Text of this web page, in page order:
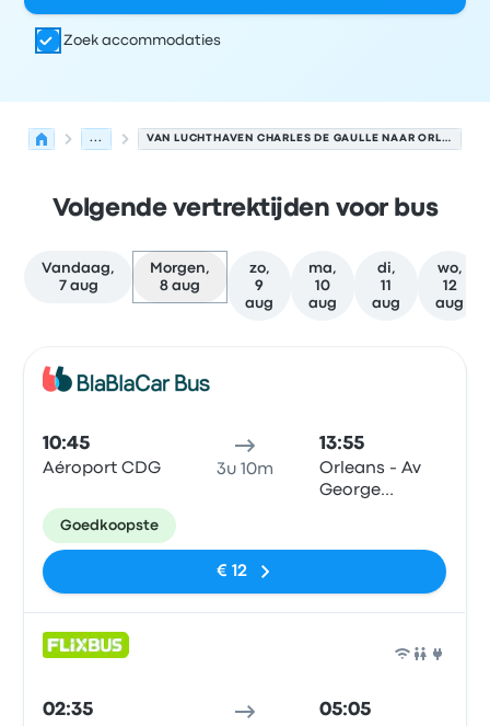
Zoek accommodaties
... VAN LUCHTHAVEN CHARLES DE GAULLE NAAR ORLÉANS
Volgende vertrektijden voor bus
Vandaag,
7 aug
Morgen,
8 aug
zo,
9
aug
ma,
10
aug
di,
11
aug
wo,
12
aug
10:45
Aéroport CDG 3u 10m
13:55
Orleans - Av
George
Goedkoopste
€ 12
02:35 05:05